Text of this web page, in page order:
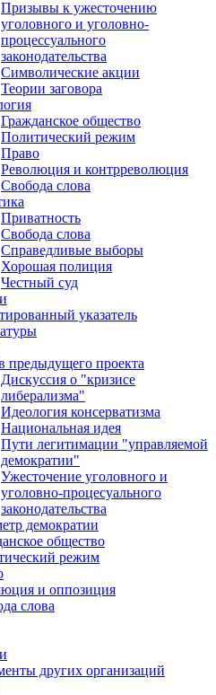
Призывы к ужесточению
уголовного и уголовно-
процессуального
законодательства
Символические акции
Теории заговора
Гражданское общество
Политический режим
Право
Революция и контрреволюция
Свобода слова
Приватность
Свобода слова
Справедливые выборы
Хорошая полиция
Честный суд
указатель
предыдущего проекта
Дискуссия о "кризисе
либерализма"
Идеология консерватизма
Национальная идея
Пути легитимации "управляемой
демократии"
Ужесточение уголовного и
уголовно-процесуального
законодательства
демократии
общество
режим
и оппозиция
слова
других организаций